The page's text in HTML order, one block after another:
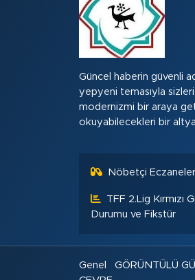
Güncel haberin güvenli
yepyeni temasıyla
modernizmi bir araya
okuyabilecekleri bir
Nöbetçi Eczaneler
TFF 2.Lig Kırmızı
Durumu ve Fikstür
Genel GÖRÜNTÜLÜ